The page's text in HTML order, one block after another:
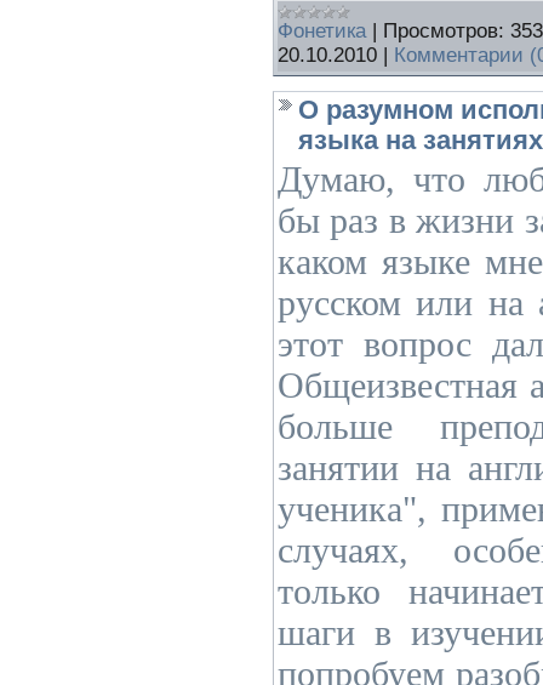
Фонетика| Просмотров:
20.10.2010
Комментарии
О разумном
языка на
Думаю, что
бы раз в жизни
каком языке
русском или на
этот вопрос
Общеизвестная
больше
занятии на
ученика",
случаях,
только
шаги в
попробуем